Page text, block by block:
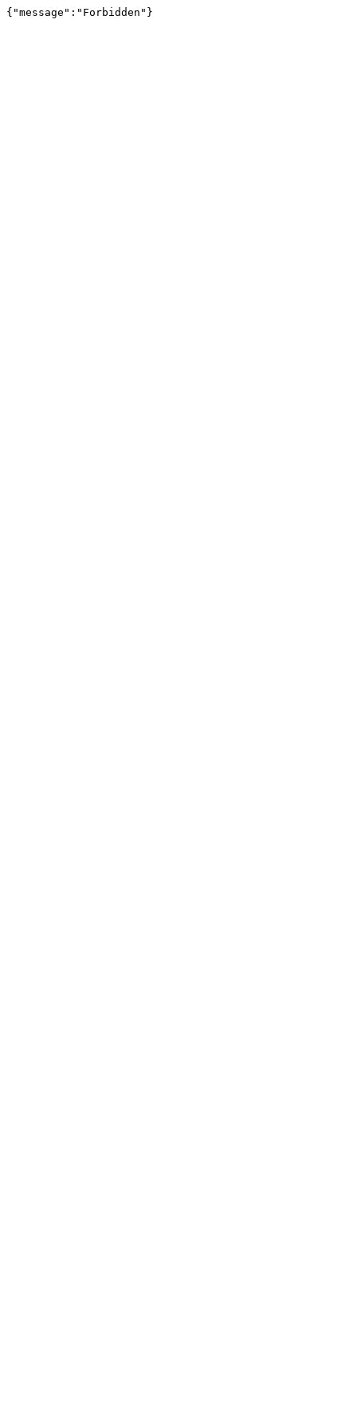
{"message":"Forbidden"}